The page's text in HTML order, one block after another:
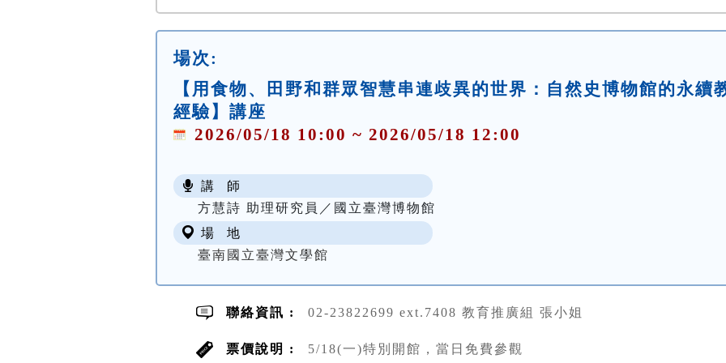
場次:
【用食物、田野和群眾智慧串連歧異的世界：自然史博物館的永續
經驗】講座
2026/05/18 10:00 ~ 2026/05/18 12:00
講 師
方慧詩 助理研究員／國立臺灣博物館
場 地
臺南國立臺灣文學館
聯絡資訊 : 02-23822699 ext.7408 教育推廣組 張小姐
票價說明 : 5/18(一)特別開館，當日免費參觀